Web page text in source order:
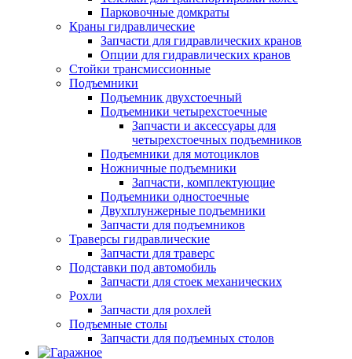
Парковочные домкраты
Краны гидравлические
Запчасти для гидравлических кранов
Опции для гидравлических кранов
Стойки трансмиссионные
Подъемники
Подъемник двухстоечный
Подъемники четырехстоечные
Запчасти и аксессуары для
четырехстоечных подъемников
Подъемники для мотоциклов
Ножничные подъемники
Запчасти, комплектующие
Подъемники одностоечные
Двухплунжерные подъемники
Запчасти для подъемников
Траверсы гидравлические
Запчасти для траверс
Подставки под автомобиль
Запчасти для стоек механических
Рохли
Запчасти для рохлей
Подъемные столы
Запчасти для подъемных столов